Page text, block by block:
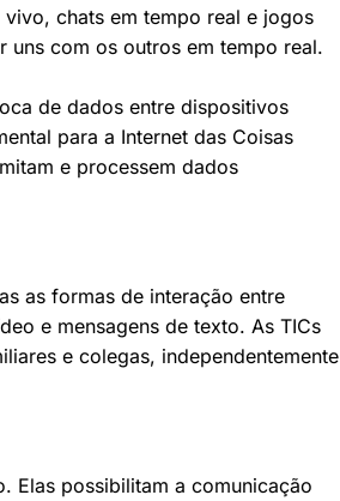
chats em tempo real e jogos
uns com os outros em tempo real.
de dados entre dispositivos
para a Internet das Coisas
e processem dados
as formas de interação entre
e mensagens de texto. As TICs
e colegas, independentemente
Elas possibilitam a comunicação